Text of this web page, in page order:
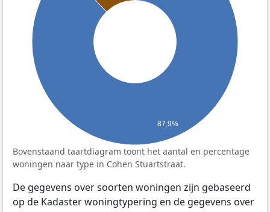
87,9%
Bovenstaand taartdiagram toont het aantal en percentage
woningen naar type in Cohen Stuartstraat.
De gegevens over soorten woningen zijn gebaseerd
op de Kadaster woningtypering en de gegevens over